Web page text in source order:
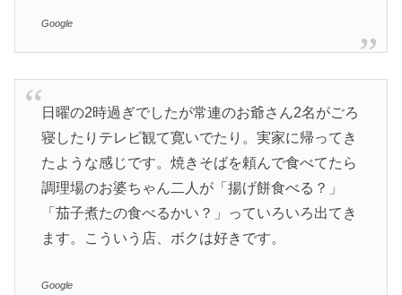
Google
日曜の2時過ぎでしたが常連のお爺さん2名がごろ
寝したりテレビ観て寛いでたり。実家に帰ってき
たような感じです。焼きそばを頼んで食べてたら
調理場のお婆ちゃん二人が「揚げ餅食べる？」
「茄子煮たの食べるかい？」っていろいろ出てき
ます。こういう店、ボクは好きです。
Google